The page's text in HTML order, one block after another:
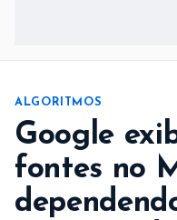
ALGORITMOS
Google
fontes no